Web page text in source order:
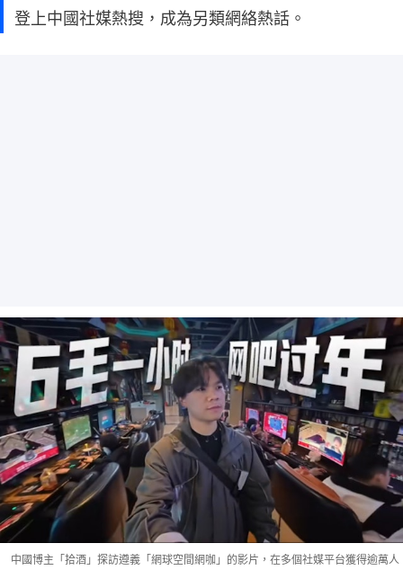
登上中國社媒熱搜，成為另類網絡熱話。
中國博主「拾酒」探訪遵義「網球空間網咖」的影片，在多個社媒平台獲得逾萬人